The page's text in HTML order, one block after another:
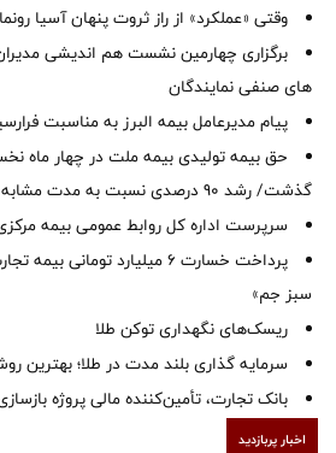
وقتی «عملکرد» از راز ثروت پنهان آسیا
برگزاری چهارمین نشست هم اندیشی
های صنفی نمایندگان
پیام مدیرعامل بیمه البرز به مناسبت
گذشت/ رشد 90 درصدی نسبت به مدت مشابه سال گذشته
سرپرست اداره كل روابط عمومی بیمه
پرداخت خسارت ۶ میلیارد
سبز جم»
ریسک‌های نگهداری توکن طلا
سرمایه گذاری بلند مدت در طلا؛
بانک تجارت، تأمین‌کننده مالی پروژه بازسازی فازهای ۴ و
اخبار پربازدید